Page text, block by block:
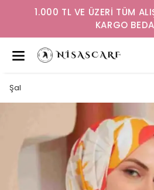
1.000 TL VE ÜZERİ TÜM
KARGO
Şal